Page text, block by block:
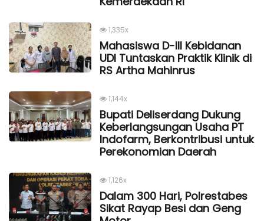
1,335x
Mahasiswa D-III Kebidanan
UDI Tuntaskan Praktik Klinik di
RS Artha Mahinrus
1,144x
Bupati Deliserdang Dukung
Keberlangsungan Usaha PT
Indofarm, Berkontribusi untuk
Perekonomian Daerah
1,126x
Dalam 300 Hari, Polrestabes
Sikat Rayap Besi dan Geng